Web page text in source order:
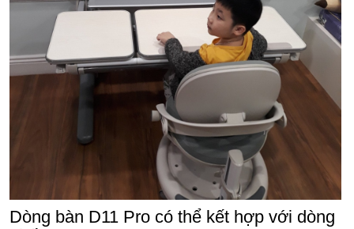
Dòng bàn D11 Pro có thể kết hợp với dòng